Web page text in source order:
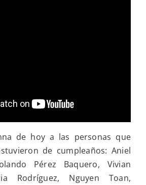
de hoy a las personas que
de cumpleaños: Aniel
Pérez Baquero, Vivian
Rodríguez, Nguyen Toan,